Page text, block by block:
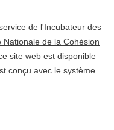
de l'Incubateur des
Nationale de la Cohésion
site web est disponible
conçu avec le système